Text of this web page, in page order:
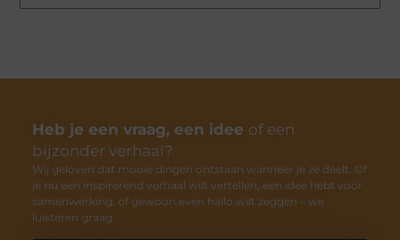
Heb je een vraag, een idee of een
bijzonder verhaal?
Wij geloven dat mooie dingen ontstaan wanneer je ze deelt. Of
je nu een inspirerend verhaal wilt vertellen, een idee hebt voor
samenwerking, of gewoon even hallo wilt zeggen – we
luisteren graag.